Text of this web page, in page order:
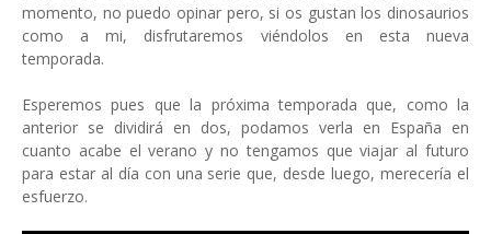
momento, no puedo opinar pero, si os gustan los dinosaurios
como a mi, disfrutaremos viéndolos en esta nueva
temporada.
Esperemos pues que la próxima temporada que, como la
anterior se dividirá en dos, podamos verla en España en
cuanto acabe el verano y no tengamos que viajar al futuro
para estar al día con una serie que, desde luego, merecería el
esfuerzo.